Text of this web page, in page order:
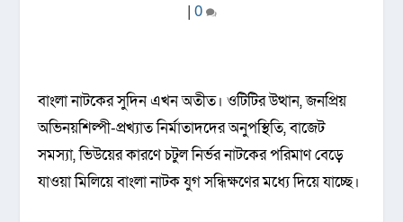
| 0
বাংলা নাটকের সুদিন এখন অতীত। ওটিটির উত্থান, জনপ্রিয়
অভিনয়শিল্পী-প্রখ্যাত নির্মাতাদদের অনুপস্থিতি, বাজেট
সমস্যা, ভিউয়ের কারণে চটুল নির্ভর নাটকের পরিমাণ বেড়ে
যাওয়া মিলিয়ে বাংলা নাটক যুগ সন্ধিক্ষণের মধ্যে দিয়ে যাচ্ছে।